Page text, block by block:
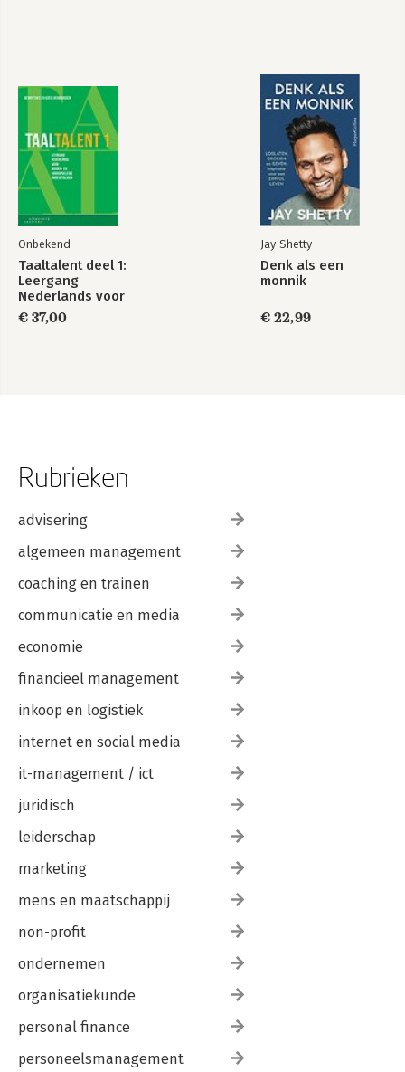
Onbekend
Taaltalent deel 1:
Leergang
Nederlands voor
midden- en hoogo
€ 37,00
Jay Shetty
Denk als een
monnik
€ 22,99
Rubrieken
advisering
algemeen management
coaching en trainen
communicatie en media
economie
financieel management
inkoop en logistiek
internet en social media
it-management / ict
juridisch
leiderschap
marketing
mens en maatschappij
non-profit
ondernemen
organisatiekunde
personal finance
personeelsmanagement